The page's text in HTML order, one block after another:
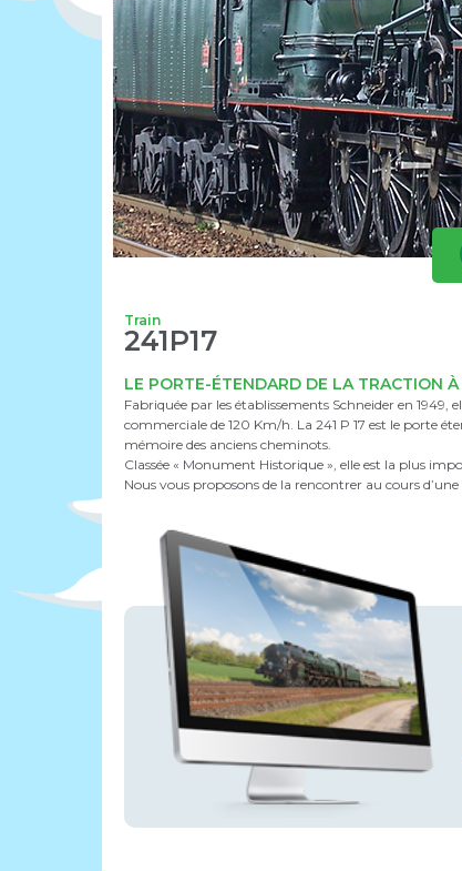
Train
241P17
LE PORTE-ÉTENDARD DE LA TRACTION À
Fabriquée par les établissements Schneider en 1949,
commerciale de 120 Km/h. La 241 P 17 est le porte
mémoire des anciens cheminots.
Classée « Monument Historique », elle est la plus
Nous vous proposons de la rencontrer au cours